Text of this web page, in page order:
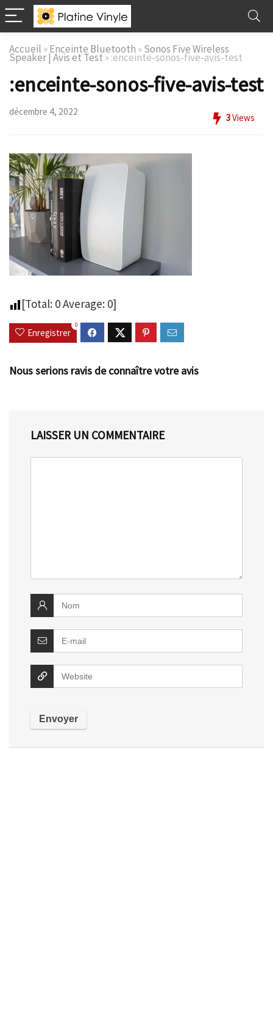
Accueil »Enceinte Bluetooth »Sonos Five Wireless
Speaker | Avis et Test »:enceinte-sonos-five-avis-test
:enceinte-sonos-five-avis-test
décembre 4, 2022
3Views
[Total: 0Average: 0]
Enregistrer
0
Nous serions ravis de connaître votre avis
LAISSER UN COMMENTAIRE